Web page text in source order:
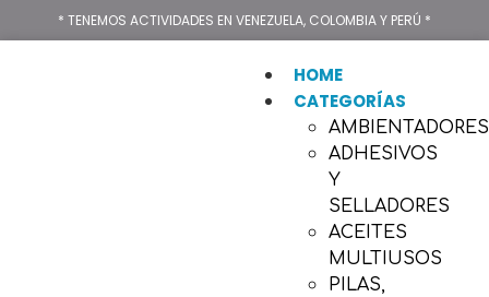
* TENEMOS ACTIVIDADES EN VENEZUELA, COLOMBIA Y PERÚ *
HOME
CATEGORÍAS
AMBIENTADORES
ADHESIVOS
Y
SELLADORES
ACEITES
MULTIUSOS
PILAS,